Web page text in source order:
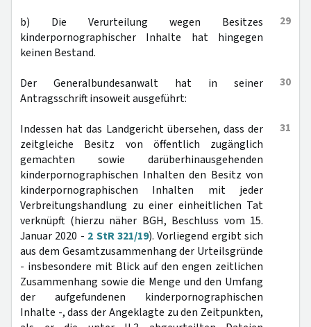
29
b) Die Verurteilung wegen Besitzes
kinderpornographischer Inhalte hat hingegen
keinen Bestand.
30
Der Generalbundesanwalt hat in seiner
Antragsschrift insoweit ausgeführt:
31
Indessen hat das Landgericht übersehen, dass der
zeitgleiche Besitz von öffentlich zugänglich
gemachten sowie darüberhinausgehenden
kinderpornographischen Inhalten den Besitz von
kinderpornographischen Inhalten mit jeder
Verbreitungshandlung zu einer einheitlichen Tat
verknüpft (hierzu näher BGH, Beschluss vom 15.
Januar 2020 - 2 StR 321/19). Vorliegend ergibt sich
aus dem Gesamtzusammenhang der Urteilsgründe
- insbesondere mit Blick auf den engen zeitlichen
Zusammenhang sowie die Menge und den Umfang
der aufgefundenen kinderpornographischen
Inhalte -, dass der Angeklagte zu den Zeitpunkten,